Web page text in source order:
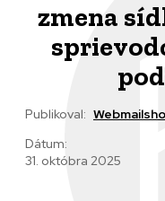
zmena
Publikoval:
Dátum:
31. októbra 2025